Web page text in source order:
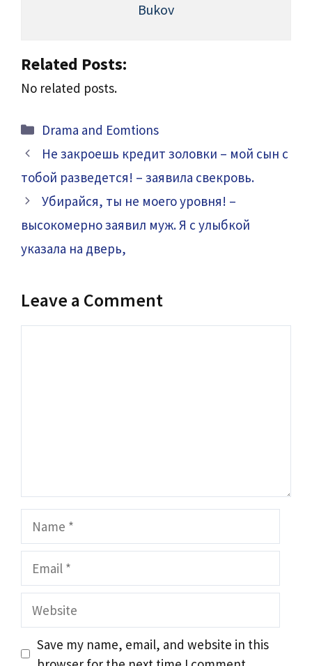
Bukov
Related Posts:
No related posts.
Categories
Drama and Eomtions
Не закроешь кредит золовки – мой сын с
тобой разведется! – заявила свекровь.
Убирайся, ты не моего уровня! –
высокомерно заявил муж. Я с улыбкой
указала на дверь,
Leave a Comment
Website
Save my name, email, and website in this